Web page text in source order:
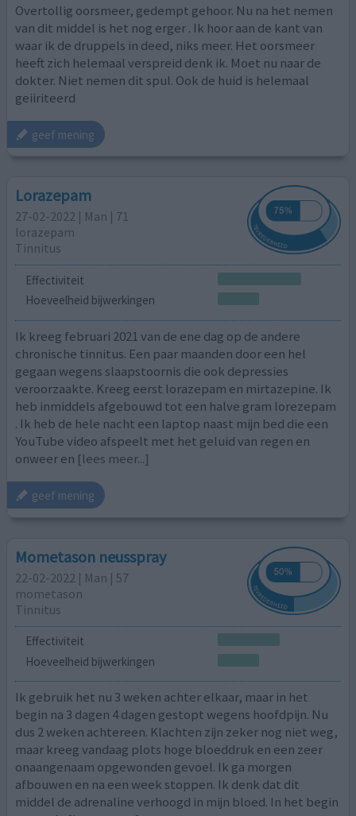
Overtollig oorsmeer, gedempt gehoor. Nu na het nemen
van dit middel is het nog erger . Ik hoor aan de kant van
waar ik de druppels in deed, niks meer. Het oorsmeer
heeft zich helemaal verspreid denk ik. Moet nu naar de
dokter. Niet nemen dit spul. Ook de huid is helemaal
geiiriteerd
geef mening
Lorazepam
27-02-2022 | Man | 71
lorazepam
Tinnitus
Effectiviteit
Hoeveelheid bijwerkingen
Ik kreeg februari 2021 van de ene dag op de andere
chronische tinnitus. Een paar maanden door een hel
gegaan wegens slaapstoornis die ook depressies
veroorzaakte. Kreeg eerst lorazepam en mirtazepine. Ik
heb inmiddels afgebouwd tot een halve gram lorezepam
. Ik heb de hele nacht een laptop naast mijn bed die een
YouTube video afspeelt met het geluid van regen en
onweer en [lees meer...]
geef mening
Mometason neusspray
22-02-2022 | Man | 57
mometason
Tinnitus
Effectiviteit
Hoeveelheid bijwerkingen
Ik gebruik het nu 3 weken achter elkaar, maar in het
begin na 3 dagen 4 dagen gestopt wegens hoofdpijn. Nu
dus 2 weken achtereen. Klachten zijn zeker nog niet weg,
maar kreeg vandaag plots hoge bloeddruk en een zeer
onaangenaam opgewonden gevoel. Ik ga morgen
afbouwen en na een week stoppen. Ik denk dat dit
middel de adrenaline verhoogd in mijn bloed. In het begin